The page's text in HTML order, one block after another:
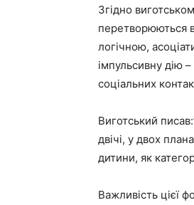
Згідно
перетворюються в
логічною,
імпульсивну дію
соціальних
Виготський
двічі, у двох
дитини, як
Важливість цієї